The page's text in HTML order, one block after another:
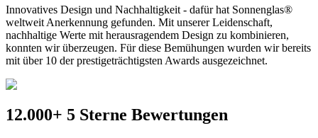
Innovatives Design und Nachhaltigkeit - dafür hat Sonnenglas®
weltweit Anerkennung gefunden. Mit unserer Leidenschaft,
nachhaltige Werte mit herausragendem Design zu kombinieren,
konnten wir überzeugen. Für diese Bemühungen wurden wir bereits
mit über 10 der prestigeträchtigsten Awards ausgezeichnet.
12.000+ 5 Sterne Bewertungen